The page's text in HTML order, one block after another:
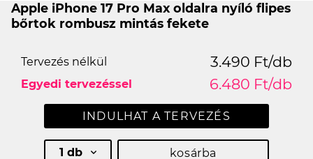
Apple iPhone 17 Pro Max oldalra nyíló flipes
bőrtok rombusz mintás fekete
Tervezés nélkül 3.490 Ft/db
Egyedi tervezéssel 6.480 Ft/db
INDULHAT A TERVEZÉS
1 db kosárba